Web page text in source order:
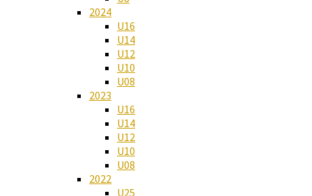
2024
U16
U14
U12
U10
U08
2023
U16
U14
U12
U10
U08
2022
U25